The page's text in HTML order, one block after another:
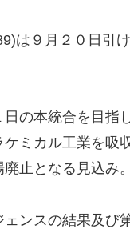
は９月２０日引
の本統合を目指
ミカル工業を吸
止となる見込み。
ンスの結果及び